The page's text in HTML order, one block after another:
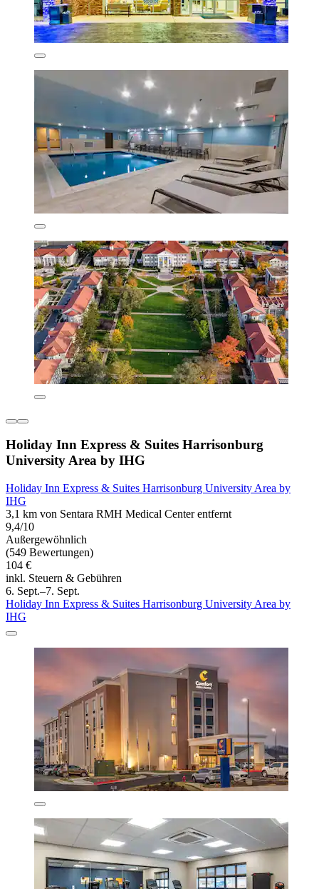
Holiday Inn Express & Suites Harrisonburg
University Area by IHG
Holiday Inn Express & Suites Harrisonburg University Area by
IHG
3,1 km von Sentara RMH Medical Center entfernt
9,4/10
Außergewöhnlich
(549 Bewertungen)
104 €
inkl. Steuern & Gebühren
6. Sept.–7. Sept.
Holiday Inn Express & Suites Harrisonburg University Area by
IHG